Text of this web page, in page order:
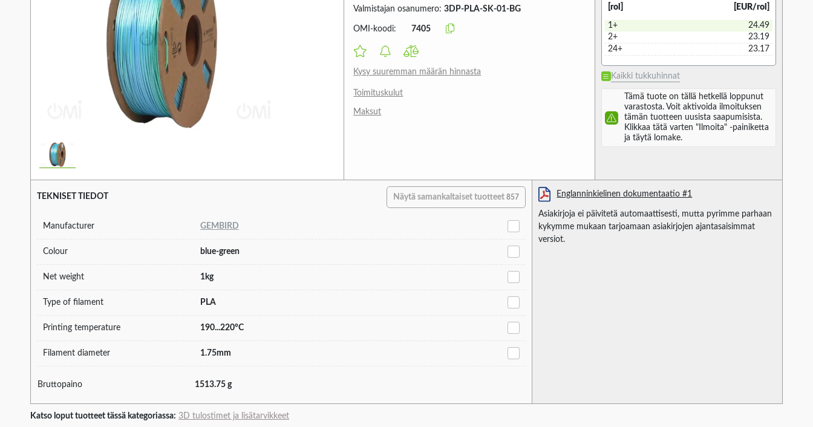
Valmistajan osanumero:3DP-PLA-SK-01-BG
OMI-koodi: 7405
Kysy suuremman määrän hinnasta
Toimituskulut
Maksut
[rol]
[EUR/rol]
1+
24.49
2+
23.19
24+
23.17
Kaikki tukkuhinnat
Tämä tuote on tällä hetkellä loppunut
varastosta. Voit aktivoida ilmoituksen
tämän tuotteen uusista saapumisista.
Klikkaa tätä varten "Ilmoita" -painiketta
ja täytä lomake.
TEKNISET TIEDOT Näytä samankaltaiset tuotteet857
Manufacturer GEMBIRD
Colour blue-green
Net weight 1kg
Type of filament PLA
Printing temperature 190...220°C
Filament diameter 1.75mm
Bruttopaino 1513.75 g
Englanninkielinen dokumentaatio #1
Asiakirjoja ei päivitetä automaattisesti, mutta pyrimme parhaan
kykymme mukaan tarjoamaan asiakirjojen ajantasaisimmat
versiot.
Katso loput tuotteet tässä kategoriassa: 3D tulostimet ja lisätarvikkeet